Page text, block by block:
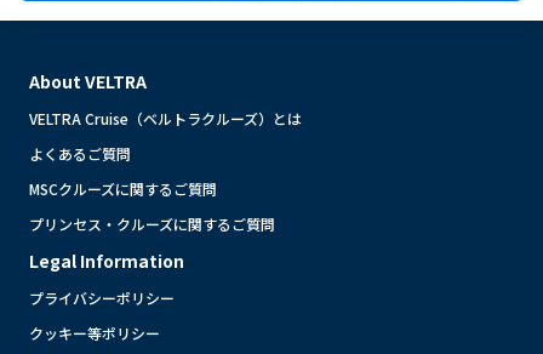
About VELTRA
VELTRA Cruise（ベルトラクルーズ）とは
よくあるご質問
MSCクルーズに関するご質問
プリンセス・クルーズに関するご質問
Legal Information
プライバシーポリシー
クッキー等ポリシー